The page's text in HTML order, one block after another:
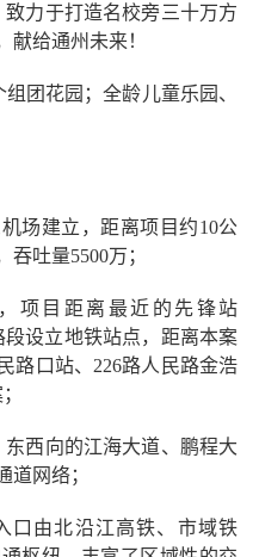
力于打造名校旁三十万方
献给通州未来！
团花园；全龄儿童乐园、
场建立，距离项目约10公
吐量5500万；
项目距离最近的先锋站
设立地铁站点，距离本案
路口站、226路人民路金浩
西向的江海大道、鹏程大
道网络；
口由北沿江高铁、市域铁